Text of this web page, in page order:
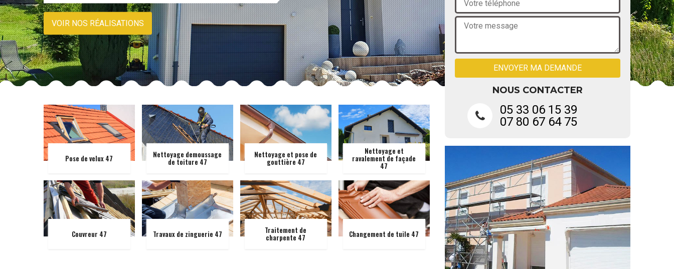
VOIR NOS RÉALISATIONS
Pose de velux 47 Nettoyage demoussage
de toiture 47
Nettoyage et pose de
gouttière 47
Nettoyage et
ravalement de façade
47
Couvreur 47 Travaux de zinguerie 47 Traitement de
charpente 47 Changement de tuile 47
NOUS CONTACTER
05 33 06 15 39
07 80 67 64 75